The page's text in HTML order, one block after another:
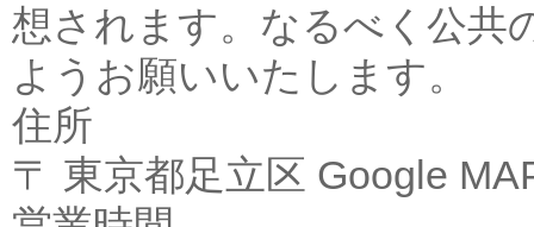
想されます。なるべく公共
ようお願いいたします。
住所
〒 東京都足立区 Google